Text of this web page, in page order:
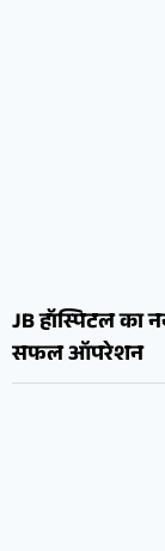
JB हॉस्पिटल का
सफल ऑपरेशन